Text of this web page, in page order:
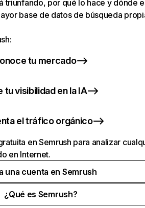
triunfando, por qué lo hace y dónde
base de datos de búsqueda
tu mercado
tu visibilidad en la IA
el tráfico orgánico
en Semrush para analizar
en Internet.
una cuenta en Semrush
¿Qué es Semrush?